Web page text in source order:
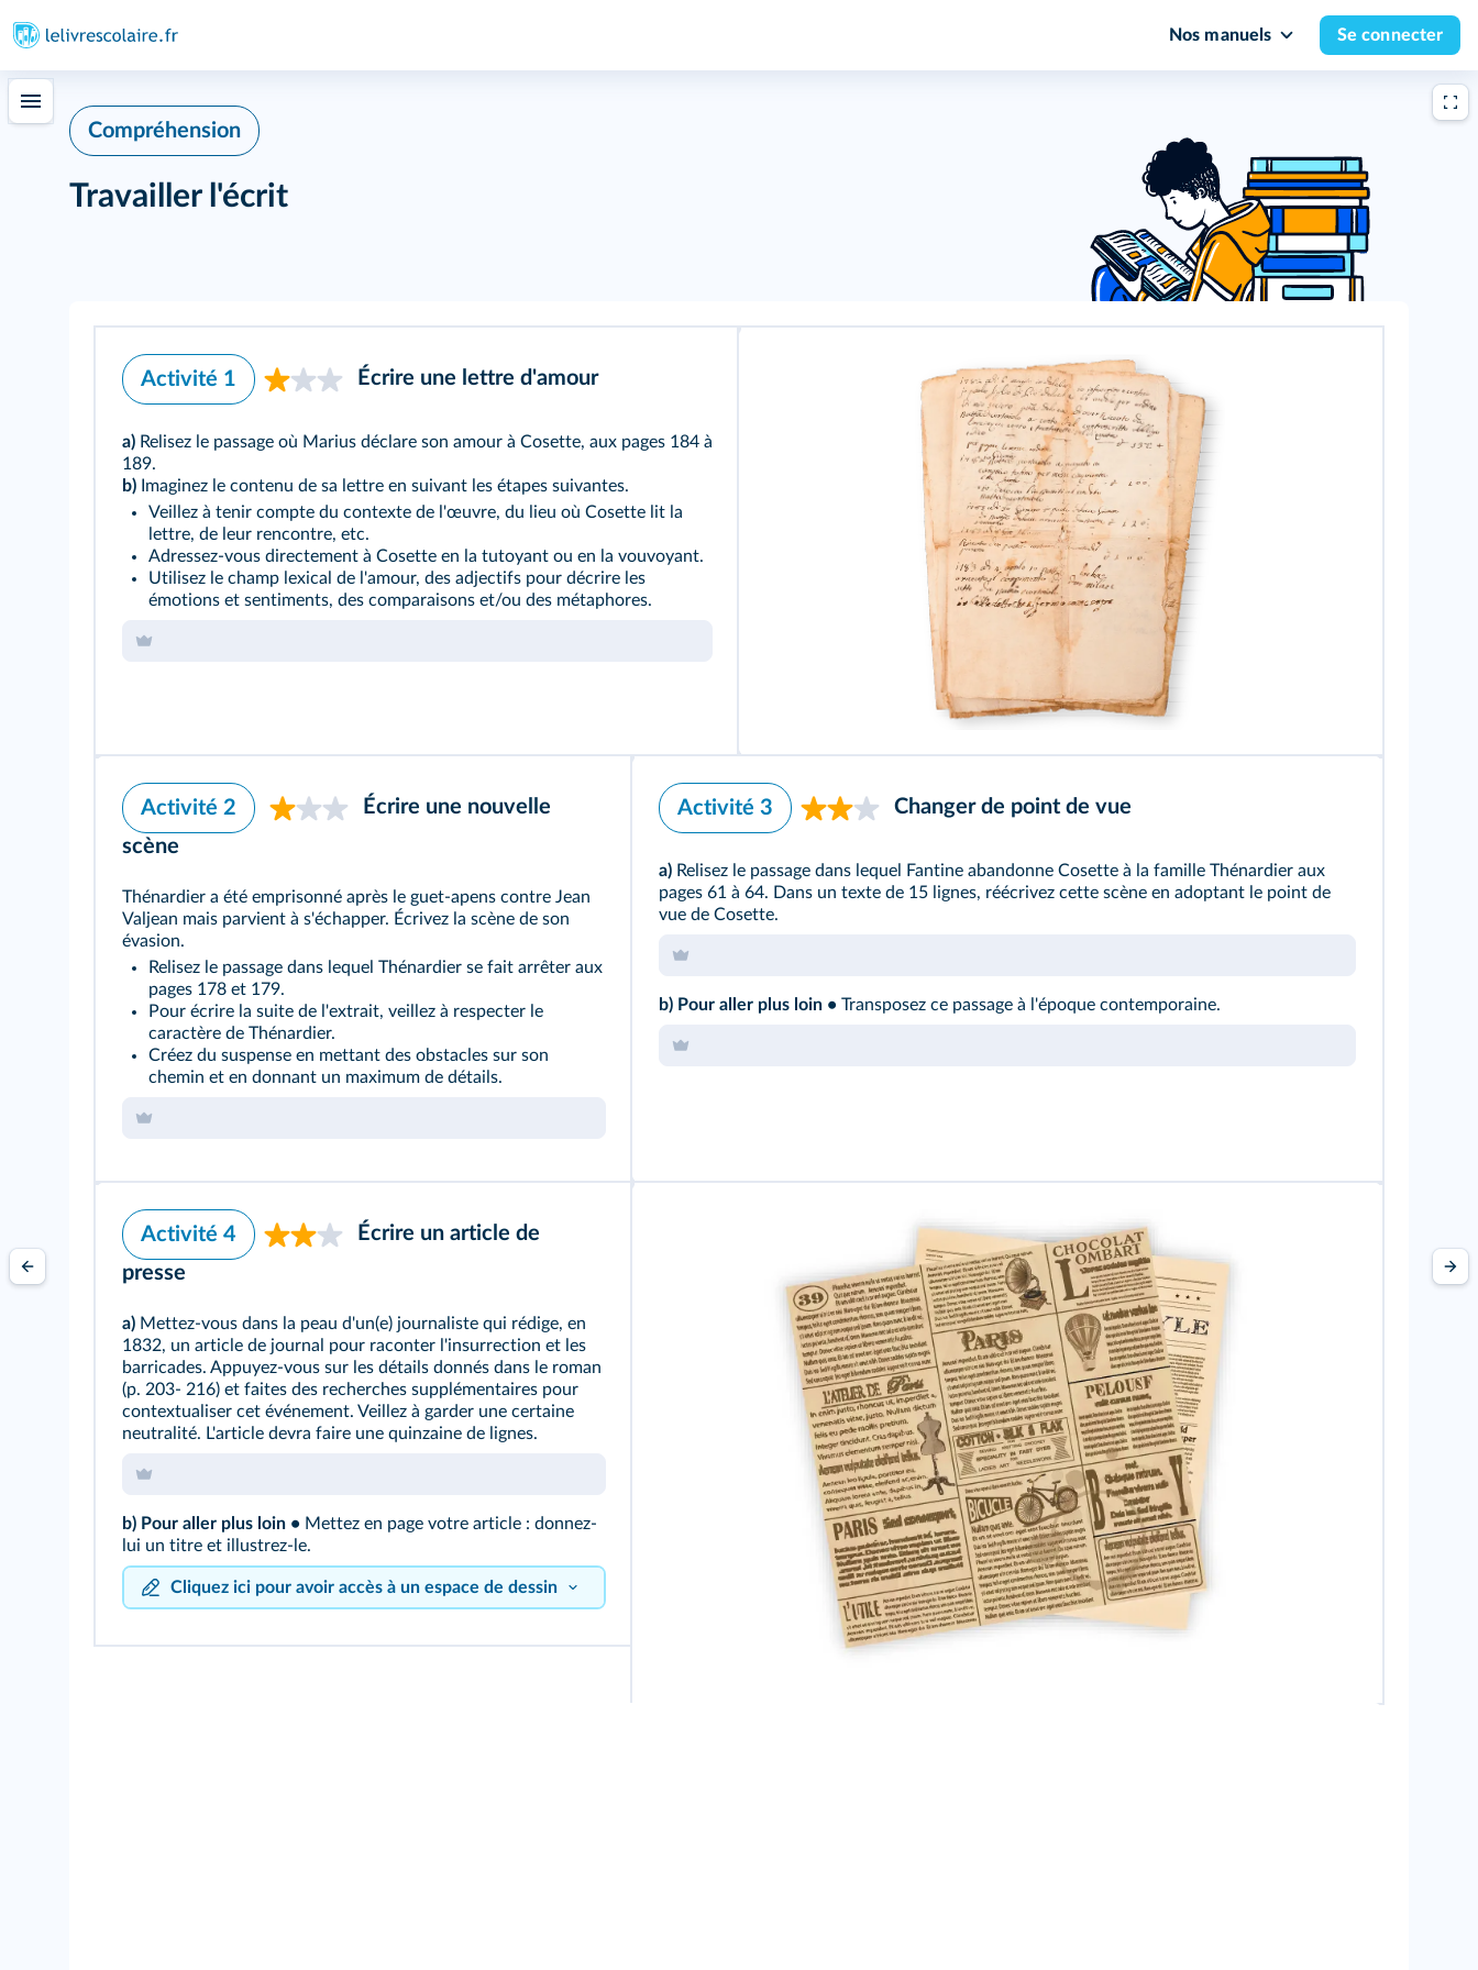
Nos manuels Se connecter
Compréhension
Travailler l'écrit
Activité 1 Écrire une lettre d'amour
a) Relisez le passage où Marius déclare son amour à Cosette, aux pages 184 à
189.
b) Imaginez le contenu de sa lettre en suivant les étapes suivantes.
Veillez à tenir compte du contexte de l'œuvre, du lieu où Cosette lit la
lettre, de leur rencontre, etc.
Adressez-vous directement à Cosette en la tutoyant ou en la vouvoyant.
Utilisez le champ lexical de l'amour, des adjectifs pour décrire les
émotions et sentiments, des comparaisons et/ou des métaphores.
Activité 2
Écrire une nouvelle
scène
Thénardier a été emprisonné après le guet-apens contre Jean
Valjean mais parvient à s'échapper. Écrivez la scène de son
évasion.
Relisez le passage dans lequel Thénardier se fait arrêter aux
pages 178 et 179.
Pour écrire la suite de l'extrait, veillez à respecter le
caractère de Thénardier.
Créez du suspense en mettant des obstacles sur son
chemin et en donnant un maximum de détails.
Activité 3 Changer de point de vue
a)Relisez le passage dans lequel Fantine abandonne Cosette à la famille Thénardier aux
pages 61 à 64. Dans un texte de 15 lignes, réécrivez cette scène en adoptant le point de
vue de Cosette.
b) Pour aller plus loin • Transposez ce passage à l'époque contemporaine.
Activité 4
Écrire un article de
presse
a) Mettez-vous dans la peau d'un(e) journaliste qui rédige, en
1832, un article de journal pour raconter l'insurrection et les
barricades. Appuyez-vous sur les détails donnés dans le roman
(p. 203- 216) et faites des recherches supplémentaires pour
contextualiser cet événement. Veillez à garder une certaine
neutralité. L'article devra faire une quinzaine de lignes.
b) Pour aller plus loin • Mettez en page votre article : donnez-
lui un titre et illustrez-le.
Cliquez ici pour avoir accès à un espace de dessin